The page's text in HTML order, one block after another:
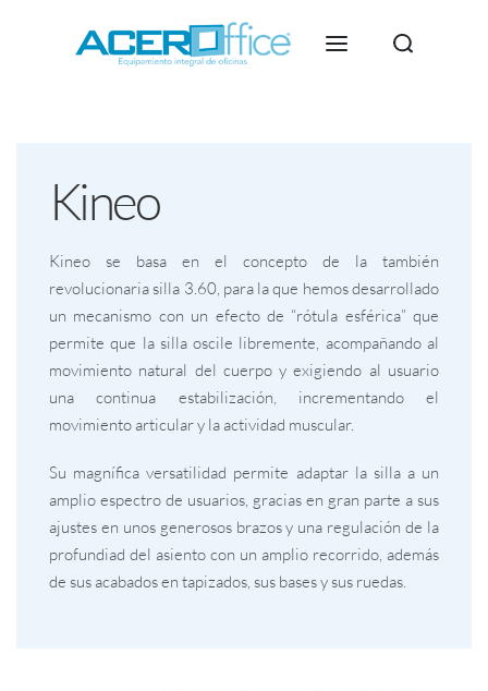
Kineo
Kineo se basa en el concepto de la también
revolucionaria silla 3.60, para la que hemos desarrollado
un mecanismo con un efecto de “rótula esférica” que
permite que la silla oscile libremente, acompañando al
movimiento natural del cuerpo y exigiendo al usuario
una continua estabilización, incrementando el
movimiento articular y la actividad muscular.
Su magnífica versatilidad permite adaptar la silla a un
amplio espectro de usuarios, gracias en gran parte a sus
ajustes en unos generosos brazos y una regulación de la
profundiad del asiento con un amplio recorrido, además
de sus acabados en tapizados, sus bases y sus ruedas.